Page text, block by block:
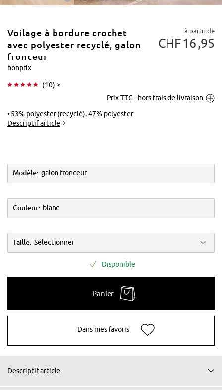
Voilage à bordure crochet
avec polyester recyclé, galon
fronceur
bonprix
(10) >
à partir de
CHF16 95
Prix TTC - hors frais de livraison
53% polyester (recyclé), 47% polyester
Descriptif article
Modèle: galon fronceur
Couleur: blanc
Taille: Sélectionner
Disponible
Panier
Dans mes favoris
Descriptif article